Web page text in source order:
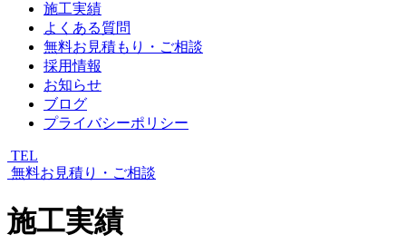
施工実績
よくある質問
無料お見積もり・ご相談
採用情報
お知らせ
ブログ
プライバシーポリシー
TEL
無料お見積り・ご相談
施工実績